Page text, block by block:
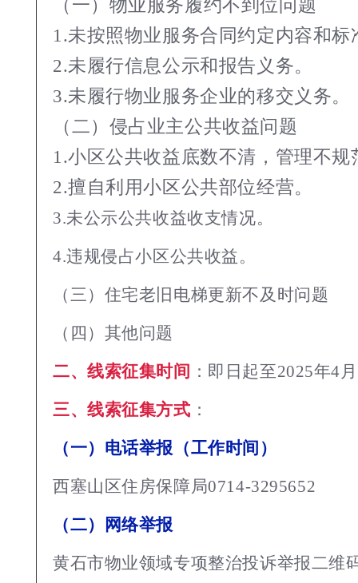
（一）物业服务履约不到位问题
1.未按照物业服务合同约定内容和标
2.未履行信息公示和报告义务。
3.未履行物业服务企业的移交义务。
（二）侵占业主公共收益问题
1.小区公共收益底数不清，管理不规
2.擅自利用小区公共部位经营。
3.未公示公共收益收支情况。
4.违规侵占小区公共收益。
（三）住宅老旧电梯更新不及时问题
（四）其他问题
二、线索征集时间 ：即日起至2025年4
三、线索征集方式 ：
（一）电话举报（工作时间）
西塞山区住房保障局0714-3295652
（二）网络举报
黄石市物业领域专项整治投诉举报二